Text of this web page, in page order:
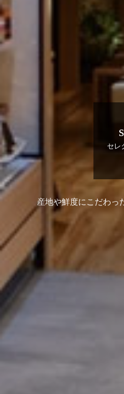
セレ
産地や鮮度にこだわっ